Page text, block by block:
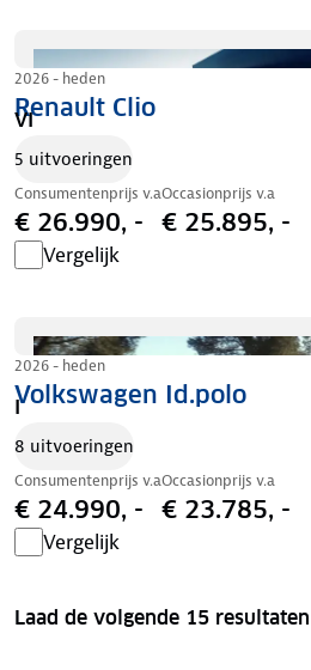
Renault Clio
2026 - heden
VI
5 uitvoeringen
Consumentenprijs v.a
€ 26.990, -
Occasionprijs v.a
€ 25.895, -
Vergelijk
Volkswagen Id.polo
2026 - heden
I
8 uitvoeringen
Consumentenprijs v.a
€ 24.990, -
Occasionprijs v.a
€ 23.785, -
Vergelijk
Laad de volgende 15 resultaten